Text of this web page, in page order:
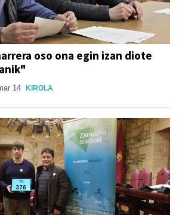
oso ona egin izan diote
14 KIROLA